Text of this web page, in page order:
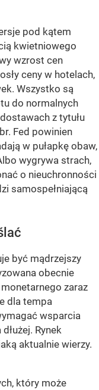
pod kątem
kwietniowego
wzrost cen
ceny w hotelach,
Wszystko są
do normalnych
z tytułu
Fed powinien
w pułapkę obaw,
wygrywa strach,
o nieuchronności
samospełniającą
być mądrzejszy
obecnie
zaraz
dla tempa
wsparcia
Rynek
aktualnie wierzy.
który może